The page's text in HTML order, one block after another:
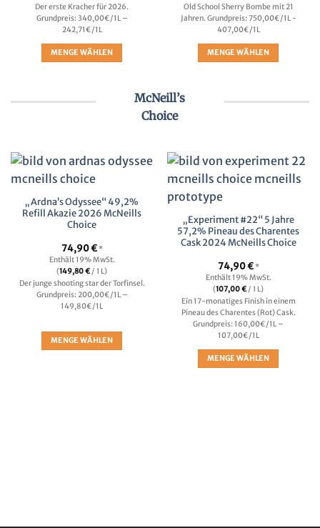
169,90 €
Der erste Kracher für 2026.
Grundpreis: 340,00€/1L –
242,71€/1L
MENGE WÄHLEN
Die
Optionen
können
auf
der
Produktseite
werden
284,90 €
Old School Sherry Bombe mit 21
Jahren. Grundpreis: 750,00€/1L -
407,00€/1L
MENGE WÄHLEN
Optionen
können
Produktseite
gewählt
McNeill’s
Choice
„Ardna’s Odyssee“ 49,2%
Refill Akazie 2026 McNeills
Choice
74,90€ *
Enthält 19% MwSt.
(149,80€ / 1 L)
Der junge shooting star der Torfinsel.
Grundpreis: 200,00€/1L –
149,80€/1L
MENGE WÄHLEN
„Experiment #22“ 5 Jahre
57,2% Pineau des Charentes
Cask 2024 McNeills Choice
74,90€ *
Enthält 19% MwSt.
(107,00€ / 1 L)
Ein 17-monatiges Finish in einem
Pineau des Charentes (Rot) Cask.
Grundpreis: 160,00€/1L –
107,00€/1L
MENGE WÄHLEN